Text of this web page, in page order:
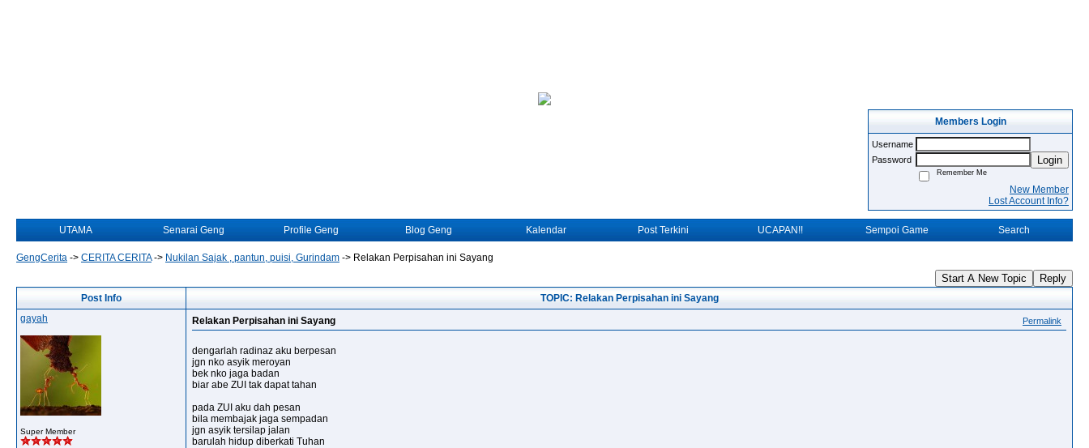
Members Login
Username
Password
Login
Remember Me
New Member
Lost Account Info?
UTAMA Senarai Geng Profile Geng Blog Geng Kalendar Post Terkini UCAPAN!! Sempoi Game Search
GengCerita -> CERITA CERITA-> Nukilan Sajak , pantun, puisi, Gurindam -> Relakan Perpisahan ini Sayang
Start A New Topic Reply
Post Info
TOPIC: Relakan Perpisahan ini Sayang
gayah
Super Member
Relakan Perpisahan ini Sayang Permalink
dengarlah radinaz aku berpesan
jgn nko asyik meroyan
bek nko jaga badan
biar abe ZUI tak dapat tahan
pada ZUI aku dah pesan
bila membajak jaga sempadan
jgn asyik tersilap jalan
barulah hidup diberkati Tuhan